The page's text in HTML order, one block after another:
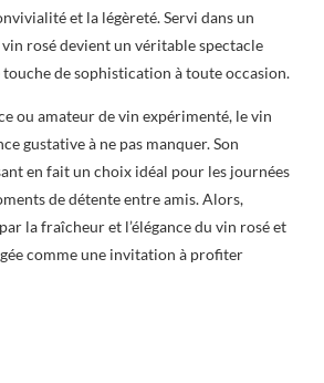
et la légèreté. Servi dans un
rosé devient un véritable spectacle
de sophistication à toute occasion.
ou amateur de vin expérimenté, le vin
gustative à ne pas manquer. Son
en fait un choix idéal pour les journées
de détente entre amis. Alors,
la fraîcheur et l’élégance du vin rosé et
comme une invitation à profiter